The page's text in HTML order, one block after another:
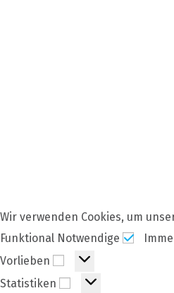
Wir verwenden Cookies, um
Funktional Notwendige
Vorlieben
Vorlieben
Statistiken Statistiken